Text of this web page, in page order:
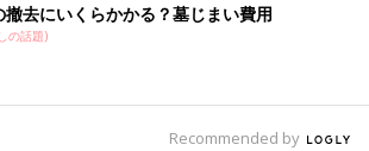
れているようです。
「れん」）が昨年１位から、２位に。「清
い子になってほしい」「凛と咲き誇る蓮の
撤去にいくらかかる？墓じまい費用
の話題)
Recommended by